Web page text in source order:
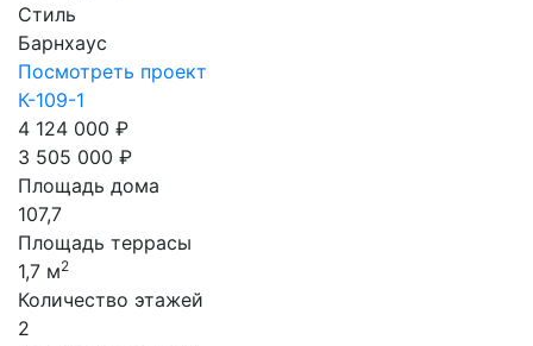
Стиль
Барнхаус
Посмотреть проект
К-109-1
4 124 000 ₽
3 505 000 ₽
Площадь дома
107,7
Площадь террасы
1,7 м2
Количество этажей
2